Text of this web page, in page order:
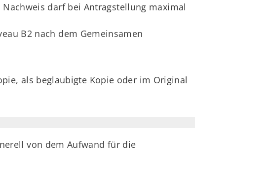
darf bei Antragstellung maximal
B2 nach dem Gemeinsamen
als beglaubigte Kopie oder im Original
von dem Aufwand für die